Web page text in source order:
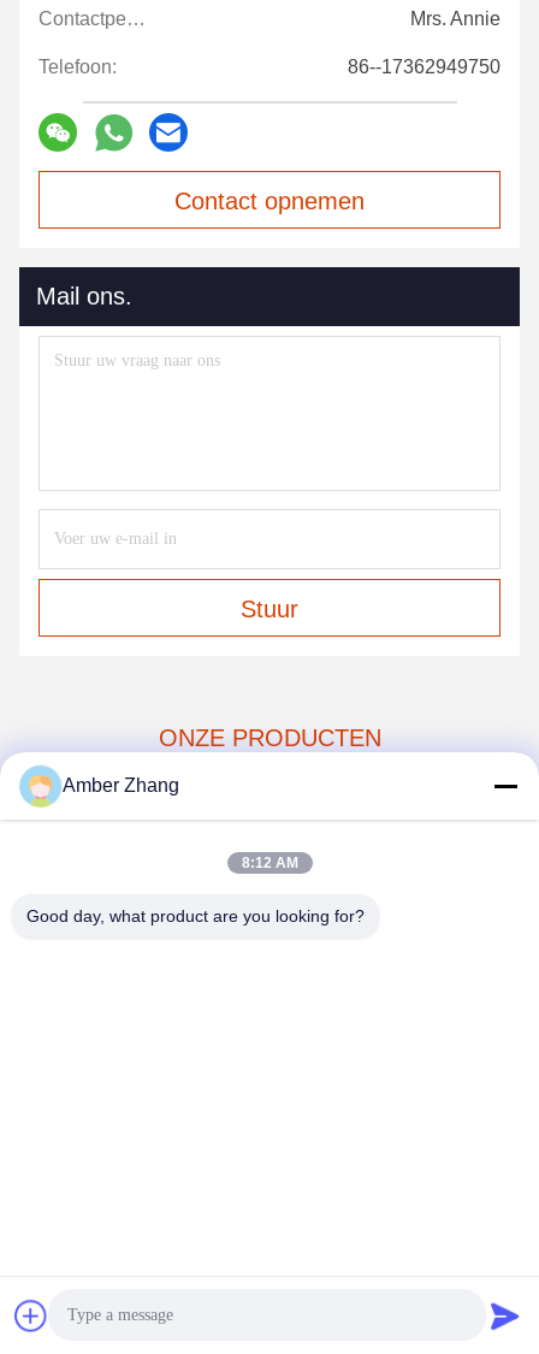
Contactpersonen: Mrs. Annie
Telefoon: 86--17362949750
Contact opnemen
Mail ons.
Stuur
ONZE PRODUCTEN
Gelijksoortige
producten
Amber Zhang
8:12 AM
Good day, what product are you looking for?